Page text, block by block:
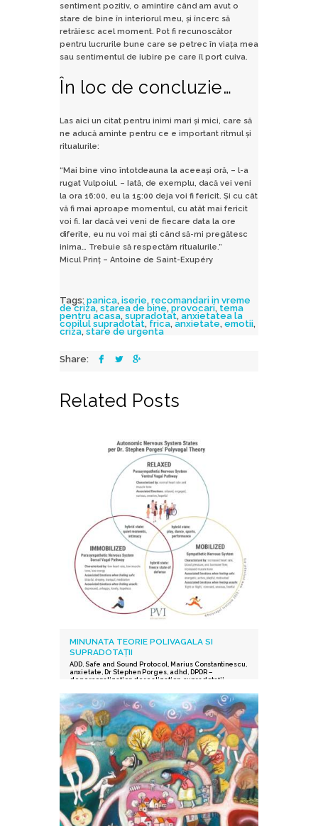
sentiment pozitiv, o amintire când am avut o
stare de bine în interiorul meu, și încerc să
retrăiesc acel moment. Pot fi recunoscător
pentru lucrurile bune care se petrec în viața mea
sau sentimentul de iubire pe care îl port cuiva.
În loc de concluzie…
Las aici un citat pentru inimi mari și mici, care să
ne aducă aminte pentru ce e important ritmul și
ritualurile:
“Mai bine vino întotdeauna la aceeași oră, – l-a
rugat Vulpoiul. – Iată, de exemplu, dacă vei veni
la ora 16:00, eu la 15:00 deja voi fi fericit. Și cu cât
vă fi mai aproape momentul, cu atât mai fericit
voi fi. Iar dacă vei veni de fiecare data la ore
diferite, eu nu voi mai ști când să-mi pregătesc
inima… Trebuie să respectăm ritualurile.”
Micul Prinț – Antoine de Saint-Exupéry
Tags: panica, iserie, recomandari in vreme
de criza, starea de bine, provocari, tema
pentru acasa, supradotat, anxietatea la
copilul supradotat, frica, anxietate, emotii,
criza, stare de urgenta
Share:
Related Posts
MINUNATA TEORIE POLIVAGALA SI
SUPRADOTAȚII
ADD, Safe and Sound Protocol, Marius Constantinescu,
anxietate, Dr Stephen Porges, adhd, DPDR –
depersonalization derealization, supradotații.
supraexcitabilitate supradotati,Protocolul Safe and
Sound
,procesarea senzorială și auditorie
supradotati,Editura Herald,teoria polivagala,
Vindecare in ritmul tau,TSA